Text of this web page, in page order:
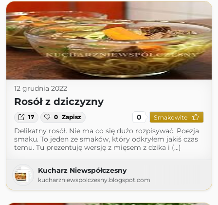
12 grudnia 2022
Rosół z dziczyzny
17 0 Zapisz 0 Smakowite
Delikatny rosół. Nie ma co się dużo rozpisywać. Poezja
smaku. To jeden ze smaków, który odkryłem jakiś czas
temu. Tu prezentuję wersję z mięsem z dzika i (...)
Kucharz Niewspółczesny
kucharzniewspolczesny.blogspot.com